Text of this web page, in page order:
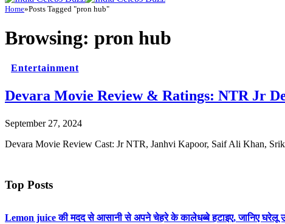
Home»Posts Tagged "pron hub"
Browsing: pron hub
Entertainment
Devara Movie Review & Ratings: NTR Jr
September 27, 2024
Devara Movie Review Cast: Jr NTR, Janhvi Kapoor, Saif Ali Khan,
Top Posts
Lemon juice की मदद से आसानी से अपने चेहरे के कालेधब्बे हटाइए, जानिए घरेलू